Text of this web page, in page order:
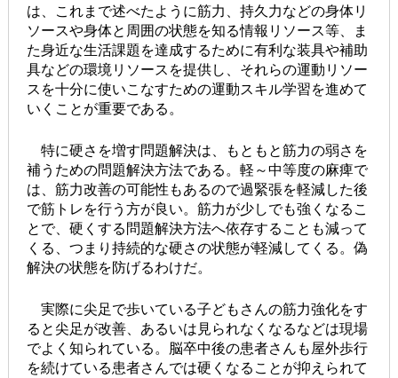
は、これまで述べたように筋力、持久力などの身体リ
ソースや身体と周囲の状態を知る情報リソース等、ま
た身近な生活課題を達成するために有利な装具や補助
具などの環境リソースを提供し、それらの運動リソー
スを十分に使いこなすための運動スキル学習を進めて
いくことが重要である。
特に硬さを増す問題解決は、もともと筋力の弱さを
補うための問題解決方法である。軽～中等度の麻痺で
は、筋力改善の可能性もあるので過緊張を軽減した後
で筋トレを行う方が良い。筋力が少しでも強くなるこ
とで、硬くする問題解決方法へ依存することも減って
くる、つまり持続的な硬さの状態が軽減してくる。偽
解決の状態を防げるわけだ。
実際に尖足で歩いている子どもさんの筋力強化をす
ると尖足が改善、あるいは見られなくなるなどは現場
でよく知られている。脳卒中後の患者さんも屋外歩行
を続けている患者さんでは硬くなることが抑えられて